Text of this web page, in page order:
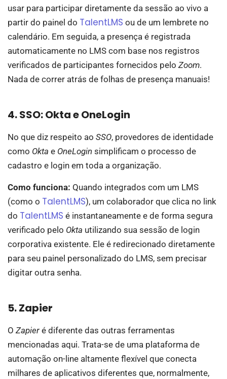
usar para participar diretamente da sessão ao vivo a
partir do painel do TalentLMS ou de um lembrete no
calendário. Em seguida, a presença é registrada
automaticamente no LMS com base nos registros
verificados de participantes fornecidos pelo Zoom.
Nada de correr atrás de folhas de presença manuais!
4. SSO: Okta e OneLogin
No que diz respeito ao SSO, provedores de identidade
como Okta e OneLogin simplificam o processo de
cadastro e login em toda a organização.
Como funciona: Quando integrados com um LMS
(como o TalentLMS), um colaborador que clica no link
do TalentLMS é instantaneamente e de forma segura
verificado pelo Okta utilizando sua sessão de login
corporativa existente. Ele é redirecionado diretamente
para seu painel personalizado do LMS, sem precisar
digitar outra senha.
5. Zapier
O Zapier é diferente das outras ferramentas
mencionadas aqui. Trata-se de uma plataforma de
automação on-line altamente flexível que conecta
milhares de aplicativos diferentes que, normalmente,